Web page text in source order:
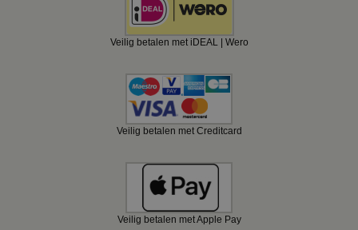
Veilig betalen met iDEAL | Wero
Veilig betalen met Creditcard
Veilig betalen met Apple Pay